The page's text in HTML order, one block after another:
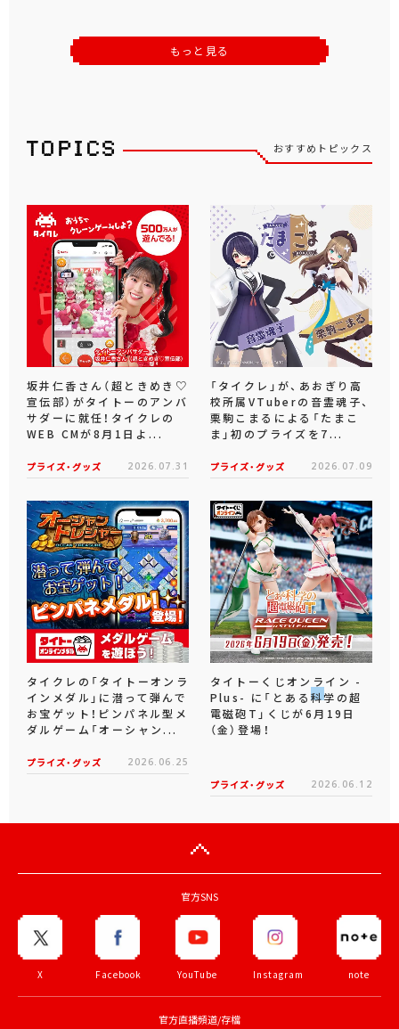
もっと見る
おすすめトピックス
坂井仁香さん（超ときめき♡
宣伝部）がタイトーのアンバ
サダーに就任！タイクレの
WEB CMが8月1日よ...
プライズ・グッズ 2026.07.31
「タイクレ」が、あおぎり高
校所属VTuberの音霊魂子、
栗駒こまるによる「たまこ
ま」初のプライズを7...
プライズ・グッズ 2026.07.09
タイクレの「タイトーオンラ
インメダル」に潜って弾んで
お宝ゲット！ピンパネル型メ
ダルゲーム「オーシャン...
プライズ・グッズ 2026.06.25
タイトーくじオンライン -
Plus- に「とある科学の超
電磁砲T」くじが6月19日
（金）登場！
プライズ・グッズ 2026.06.12
官方SNS
X Facebook YouTube Instagram note
官方直播頻道/存檔